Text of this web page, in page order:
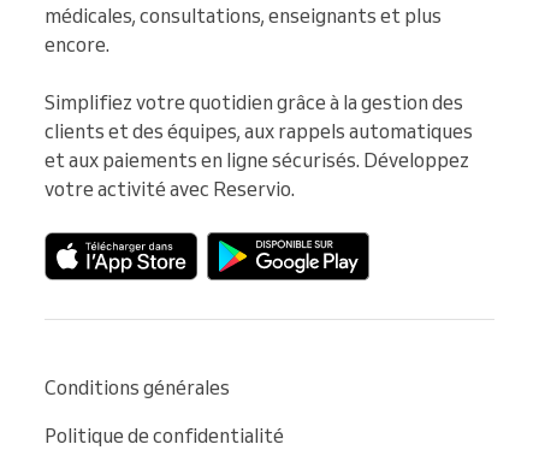
médicales, consultations, enseignants et plus
encore.
Simplifiez votre quotidien grâce à la gestion des
clients et des équipes, aux rappels automatiques
et aux paiements en ligne sécurisés. Développez
votre activité avec Reservio.
Conditions générales
Politique de confidentialité